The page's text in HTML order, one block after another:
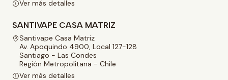
Ver más detalles
SANTIVAPE CASA MATRIZ
Santivape Casa Matriz
Av. Apoquindo 4900, Local 127-128
Santiago - Las Condes
Región Metropolitana - Chile
Ver más detalles